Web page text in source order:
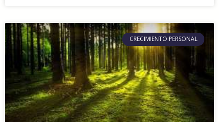
CRECIMIENTO PERSONAL